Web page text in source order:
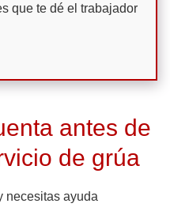
que te dé el trabajador
antes de
de grúa
necesitas ayuda